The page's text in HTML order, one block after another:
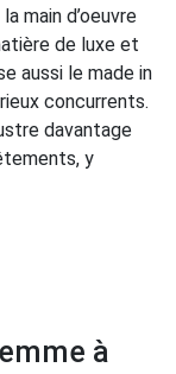
main d’oeuvre
de luxe et
aussi le made in
concurrents.
davantage
y
à